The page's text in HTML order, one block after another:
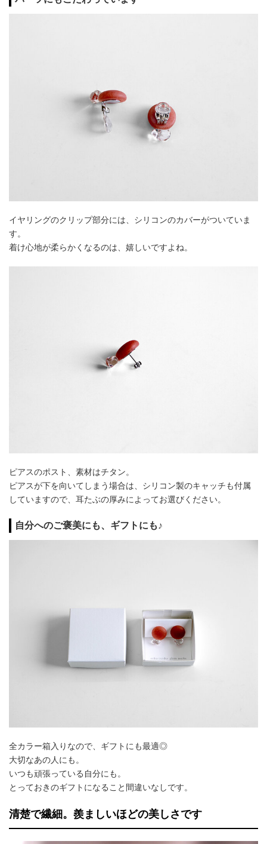
イヤリングのクリップ部分には、シリコンのカバーがついていま
す。
着け心地が柔らかくなるのは、嬉しいですよね。
ピアスのポスト、素材はチタン。
ピアスが下を向いてしまう場合は、シリコン製のキャッチも付属
していますので、耳たぶの厚みによってお選びください。
自分へのご褒美にも、ギフトにも♪
全カラー箱入りなので、ギフトにも最適◎
大切なあの人にも。
いつも頑張っている自分にも。
とっておきのギフトになること間違いなしです。
清楚で繊細。羨ましいほどの美しさです